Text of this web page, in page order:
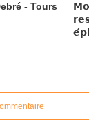
- Tours